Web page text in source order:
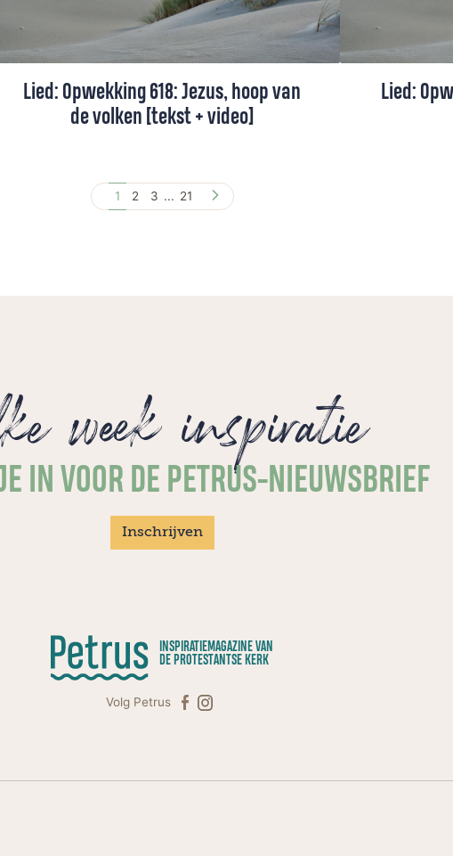
Lied: Opwekking 618: Jezus, hoop van
de volken [tekst + video]
is. Hij is het licht dat blijft.
Lied:
1 2 3 ... 21
week inspiratie
IN VOOR DE PETRUS-NIEUWSBRIEF
Inschrijven
INSPIRATIEMAGAZINE VAN
DE PROTESTANTSE KERK
Volg Petrus